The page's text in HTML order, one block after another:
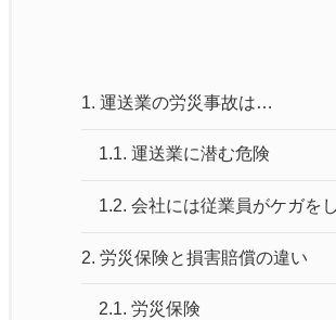
1. 運送業の労災事故は…
1.1. 運送業に潜む危険
1.2. 会社には従業員がケガを
2. 労災保険と損害賠償の違い
2.1. 労災保険